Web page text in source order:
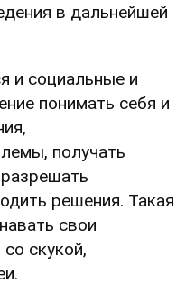
в дальнейшей
и социальные и
понимать себя и
получать
решения. Такая
свои
скукой,